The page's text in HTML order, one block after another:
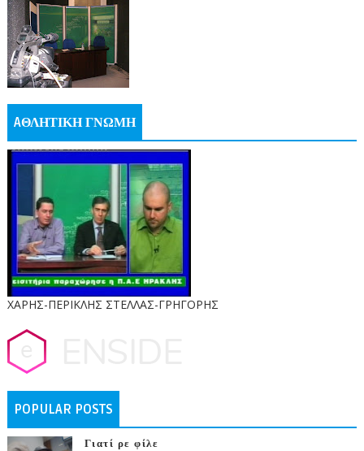
AΘΛΗΤΙΚΗ ΓΝΩΜΗ
ΧΑΡΗΣ-ΠΕΡΙΚΛΗΣ ΣΤΕΛΛΑΣ-ΓΡΗΓΟΡΗΣ
POPULAR POSTS
Γιατί ρε φίλε